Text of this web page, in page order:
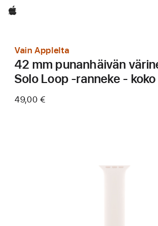
Apple
Vain Applelta
42 mm punanhäivän
Solo Loop ‑ranneke -
49,00 €